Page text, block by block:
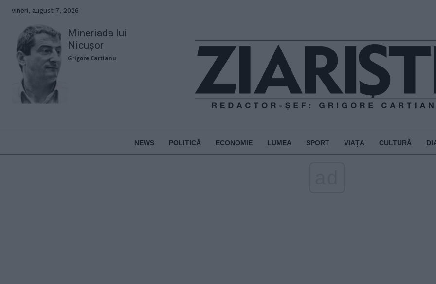
vineri, august 7, 2026
Mineriada lui
Nicușor
Grigore Cartianu
NEWS POLITICĂ ECONOMIE LUMEA SPORT VIAȚA CULTURĂ